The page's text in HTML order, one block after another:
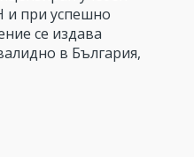
при успешно
се издава
в България,